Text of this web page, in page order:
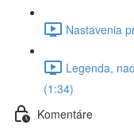
Nastavenia
Legenda,
(1:34)
Komentáre